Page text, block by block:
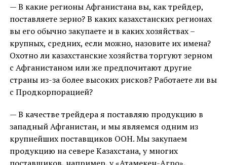
— В какие регионы Афганистана вы, как трейдер,
поставляете зерно? В каких казахстанских регионах
вы его обычно закупаете и в каких хозяйствах –
крупных, средних, если можно, назовите их имена?
Охотно ли казахстанские хозяйства торгуют зерном
с Афганистаном или же предпочитают другие
страны из-за более высоких рисков? Работаете ли вы
с Продкорпорацией?
— В качестве трейдера я поставляю продукцию в
западный Афганистан, и мы являемся одним из
крупнейших поставщиков ООН. Мы закупаем
продукцию на севере Казахстана, у многих